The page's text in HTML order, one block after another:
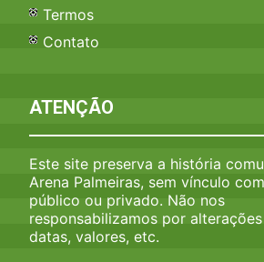
Termos
Contato
ATENÇÃO
Este site preserva a história
Arena Palmeiras, sem vínculo
público ou privado. Não nos
responsabilizamos por
datas, valores, etc.